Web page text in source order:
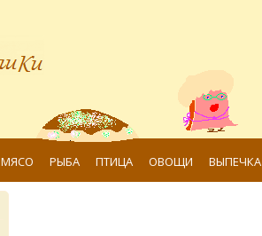
МЯСО РЫБА ПТИЦА ОВОЩИ ВЫПЕЧКА